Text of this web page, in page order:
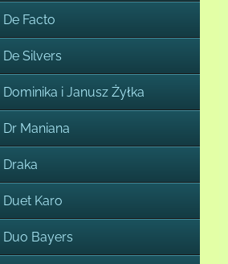
De Facto
De Silvers
Dominika i Janusz Żyłka
Dr Maniana
Draka
Duet Karo
Duo Bayers